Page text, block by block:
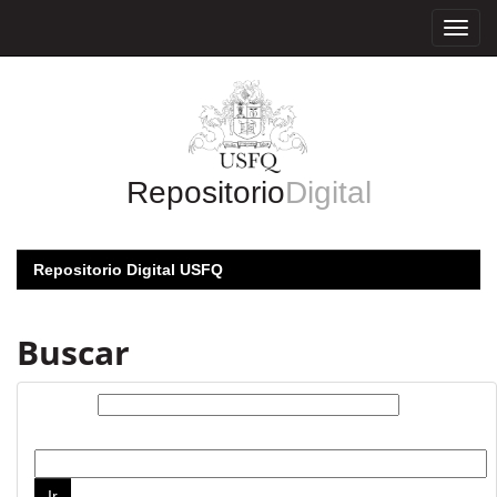
RepositorioDigital
Repositorio Digital USFQ
Buscar